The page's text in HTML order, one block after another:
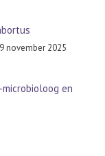
november 2025
en